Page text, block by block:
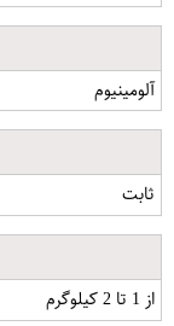
آلومینیوم
ثابت
از 1 تا 2 کیلوگرم